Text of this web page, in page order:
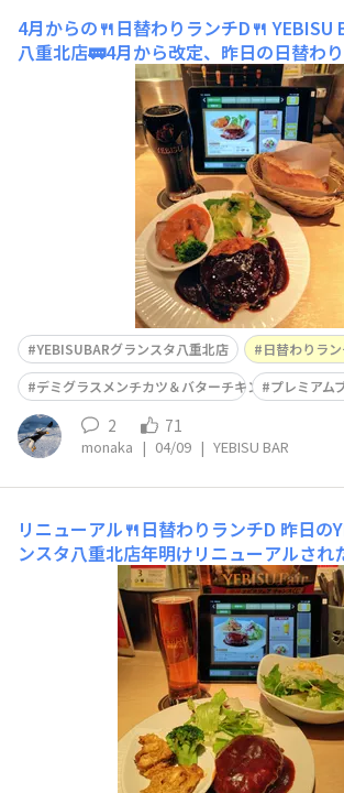
4月からの🍴日替わりランチD🍴 YEBISU
八重北店🚃4月から改定、昨日の日替わ
ミグラスメンチカツ＆バターチキンカレ
レミアムブラックなどと共に🍺
YEBISUBARグランスタ八重北店
日替わりラ
デミグラスメンチカツ＆バターチキンカレー(パン)
プレミアム
2 71
monaka | 04/09 | YEBISU BAR
リニューアル🍴日替わりランチD 昨日の
ンスタ八重北店年明けリニューアルされ
D、デミグラハンバーグ＆タンドリー風
😊おつまみとしてオーダー😋ゴールド＆